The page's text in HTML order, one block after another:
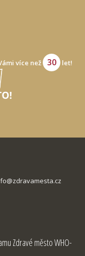
více než
30 let!
Zdravé město WHO-